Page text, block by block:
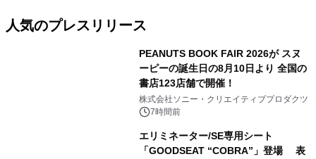
人気のプレスリリース
PEANUTS BOOK FAIR 2026が スヌ
ーピーの誕生日の8月10日より 全国の
書店123店舗で開催！
株式会社ソニー・クリエイティブプロダクツ
7時間前
エリミネーター/SE専用シート
「GOODSEAT “COBRA”」登場 表